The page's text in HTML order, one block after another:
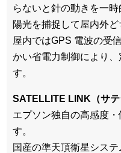
らないと針の動きを⼀
陽光を捕捉して屋内外
屋内ではGPS 電波の受
かい省電⼒制御により
す。
SATELLITE LINK（サテ
エプソン独⾃の⾼感度
す。
国産の準天頂衛星シス